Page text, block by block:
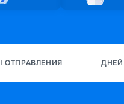
ОТПРАВЛЕНИЯ ДНЕЙ